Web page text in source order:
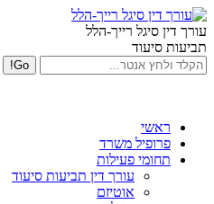
עורך דין סיגל רייך-הלל
תביעות סיעוד
ראשי
פרופיל משרד
תחומי פעילות
עורך דין תביעות סיעוד
אוטיזם